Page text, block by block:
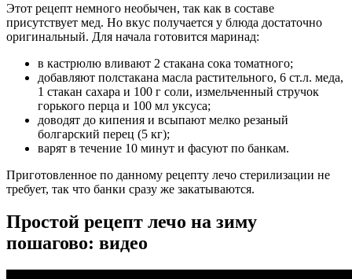
Этот рецепт немного необычен, так как в составе
присутствует мед. Но вкус получается у блюда достаточно
оригинальный. Для начала готовится маринад:
в кастрюлю вливают 2 стакана сока томатного;
добавляют полстакана масла растительного, 6 ст.л. меда,
1 стакан сахара и 100 г соли, измельченный стручок
горького перца и 100 мл уксуса;
доводят до кипения и всыпают мелко резаный
болгарский перец (5 кг);
варят в течение 10 минут и фасуют по банкам.
Приготовленное по данному рецепту лечо стерилизации не
требует, так что банки сразу же закатываются.
Простой рецепт лечо на зиму
пошагово: видео